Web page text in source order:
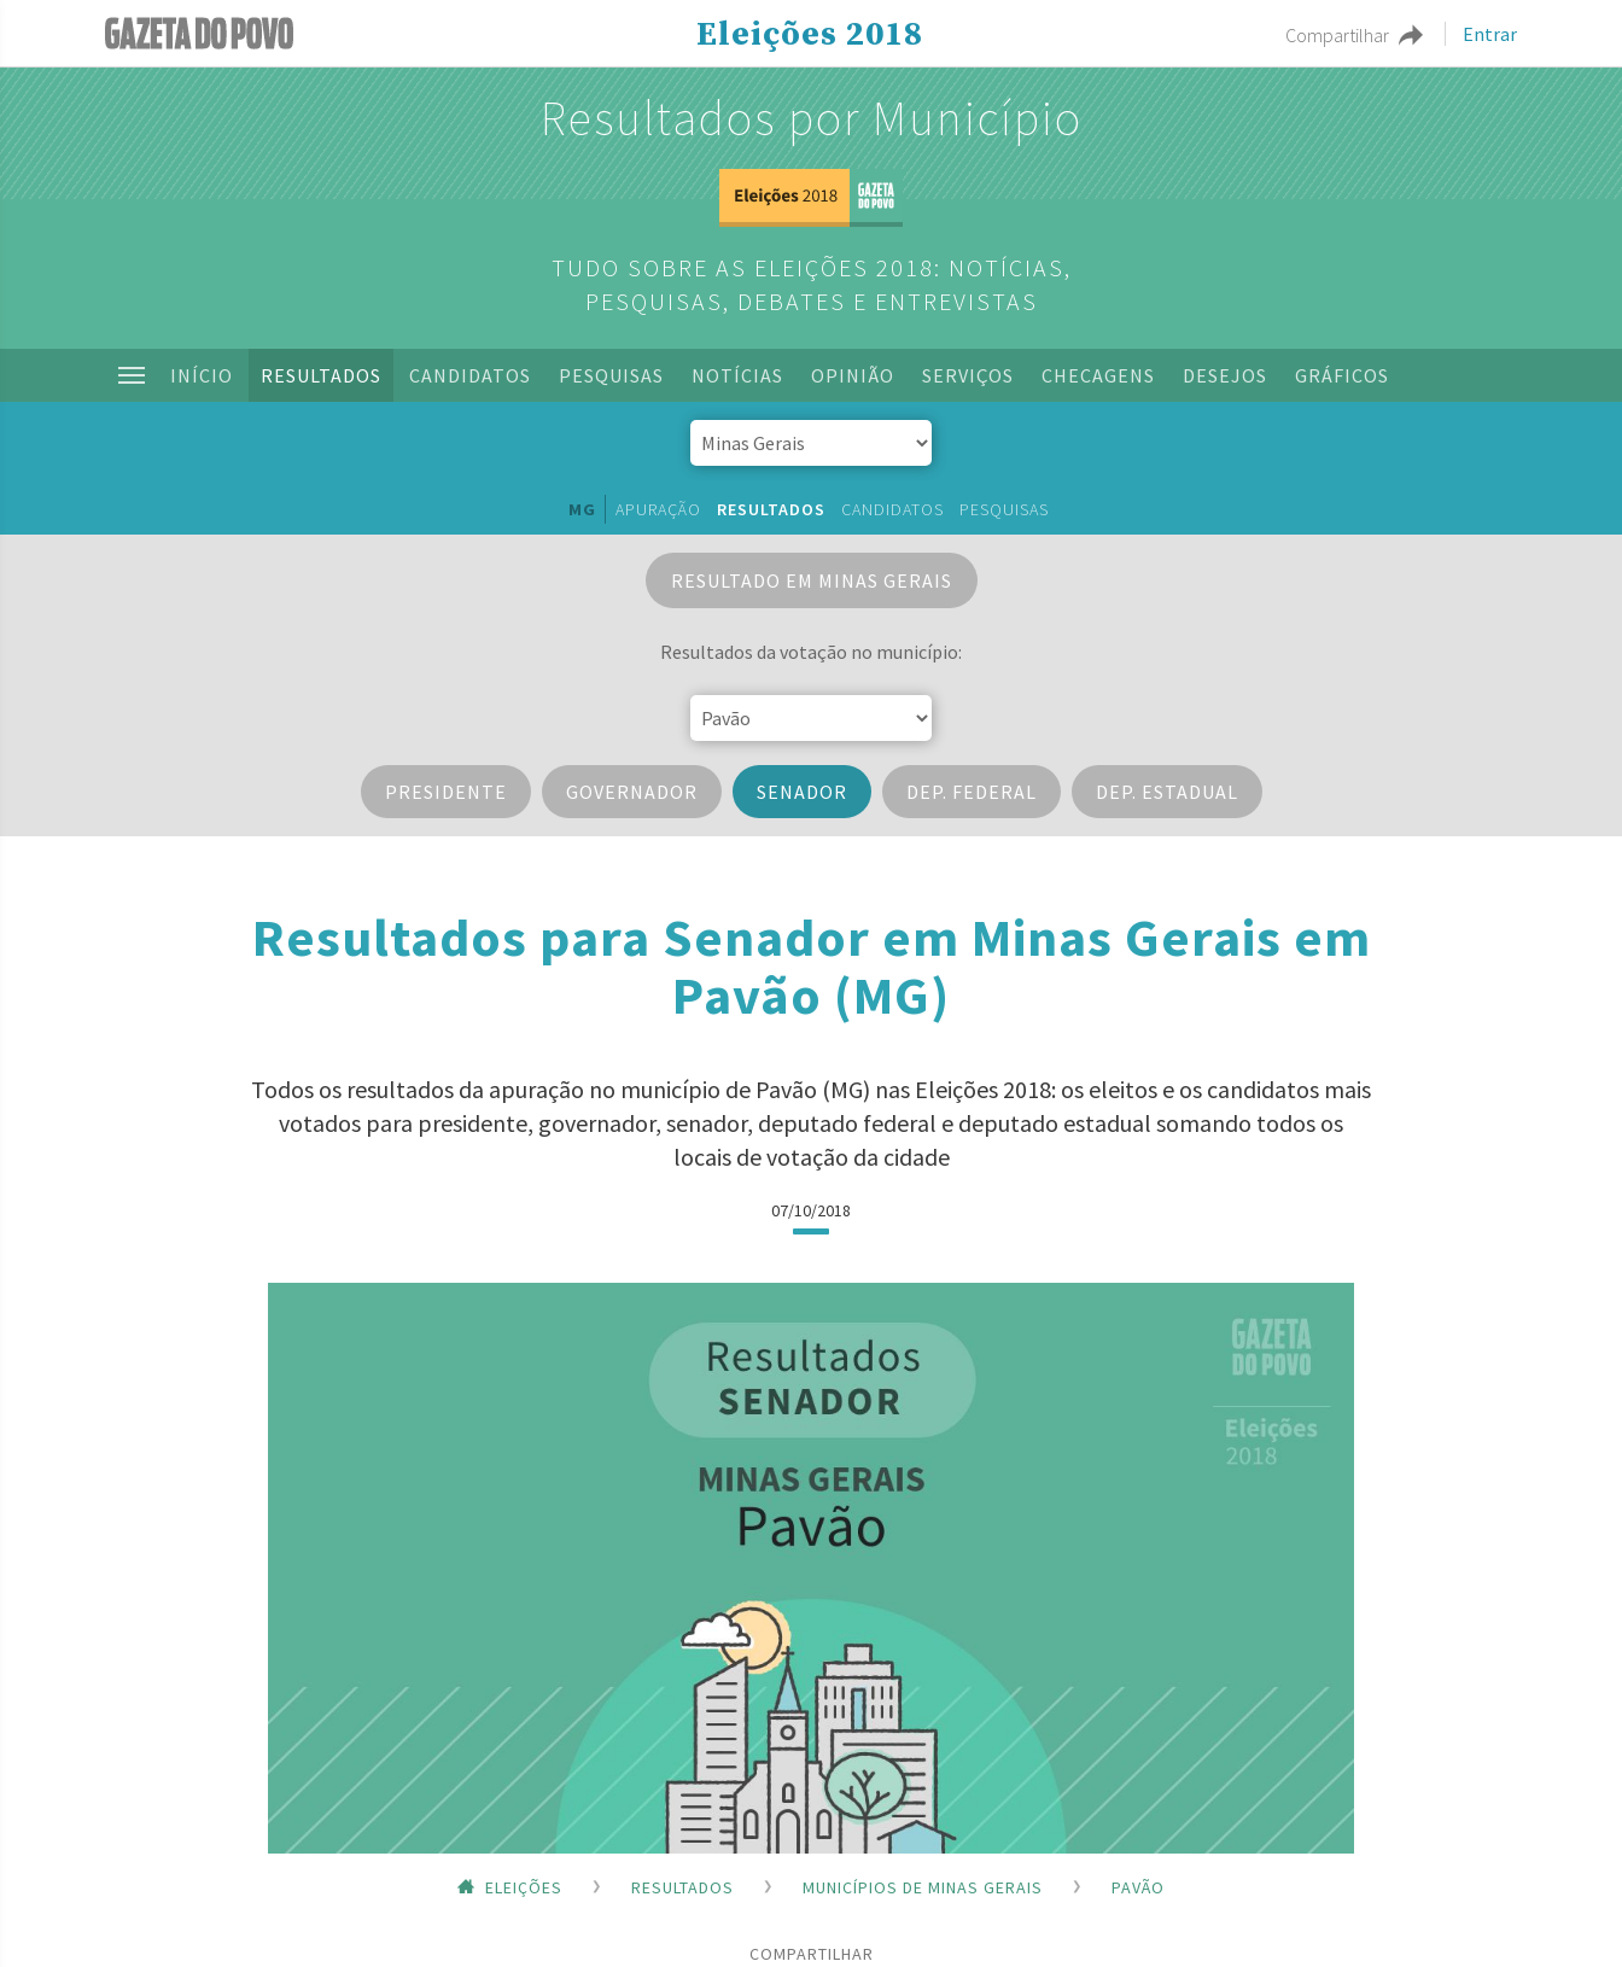
Compartilhar Entrar
Eleições 2018
Resultados por Município
TUDO SOBRE AS ELEIÇÕES 2018: NOTÍCIAS,
PESQUISAS, DEBATES E ENTREVISTAS
INÍCIO RESULTADOS CANDIDATOS PESQUISAS NOTÍCIAS OPINIÃO SERVIÇOS CHECAGENS DESEJOS GRÁFICOS
MG APURAÇÃO RESULTADOS CANDIDATOS PESQUISAS
RESULTADO EM MINAS GERAIS
Resultados da votação no município:
PRESIDENTE GOVERNADOR SENADOR DEP. FEDERAL DEP. ESTADUAL
Resultados para Senador em Minas Gerais em
Pavão (MG)
Todos os resultados da apuração no município de Pavão (MG) nas Eleições 2018: os eleitos e os candidatos mais
votados para presidente, governador, senador, deputado federal e deputado estadual somando todos os
locais de votação da cidade
07/10/2018
ELEIÇÕES RESULTADOS MUNICÍPIOS DE MINAS GERAIS PAVÃO
COMPARTILHAR